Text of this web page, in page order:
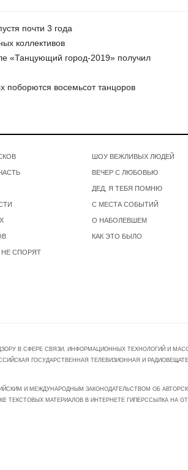
почти 3 года
коллективов
«Танцующий город-2019» получил
восемьсот танцоров
СПОРЯТ
ШОУ ВЕЖЛИВЫХ ЛЮДЕЙ
ВЕЧЕР С ЛЮБОВЬЮ
ДЕД, Я ТЕБЯ ПОМНЮ
С МЕСТА СОБЫТИЙ
О НАБОЛЕВШЕМ
КАК ЭТО БЫЛО
В СФЕРЕ СВЯЗИ, ИНФОРМАЦИОННЫХ ТЕХНОЛОГИЙ И
ГОСУДАРСТВЕННАЯ ТЕЛЕВИЗИОННАЯ И
И МЕЖДУНАРОДНЫМ ЗАКОНОДАТЕЛЬСТВОМ ОБ
ТЕКСТОВЫХ МАТЕРИАЛОВ В ИНТЕРНЕТЕ ГИПЕРССЫЛКА НА